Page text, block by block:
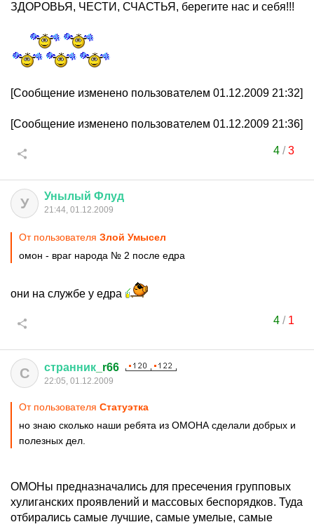
ЗДОРОВЬЯ, ЧЕСТИ, СЧАСТЬЯ, берегите нас и себя!!!
[Сообщение изменено пользователем 01.12.2009 21:32]
[Сообщение изменено пользователем 01.12.2009 21:36]
4/3
У Унылый Флуд
21:44, 01.12.2009
От пользователя Злой Умысел
омон - враг народа № 2 после едра
они на службе у едра
4/ 1
С странник _r66
22:05, 01.12.2009
От пользователя Статуэтка
но знаю сколько наши ребята из ОМОНА сделали добрых и
полезных дел.
ОМОНы предназначались для пресечения групповых
хулиганских проявлений и массовых беспорядков. Туда
отбирались самые лучшие, самые умелые, самые